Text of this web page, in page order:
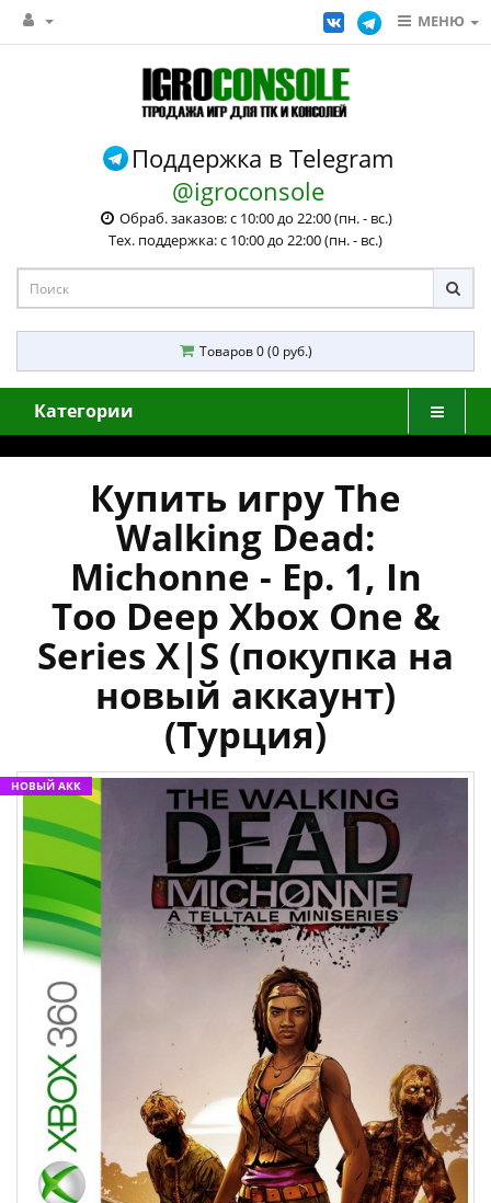
МЕНЮ
Поддержка в Telegram
@igroconsole
Обраб. заказов: с 10:00 до 22:00 (пн. - вс.)
Тех. поддержка: с 10:00 до 22:00 (пн. - вс.)
Товаров 0 (0 руб.)
Категории
Купить игру The
Walking Dead:
Michonne - Ep. 1, In
Too Deep Xbox One &
Series X|S (покупка на
новый аккаунт)
(Турция)
НОВЫЙ АКК